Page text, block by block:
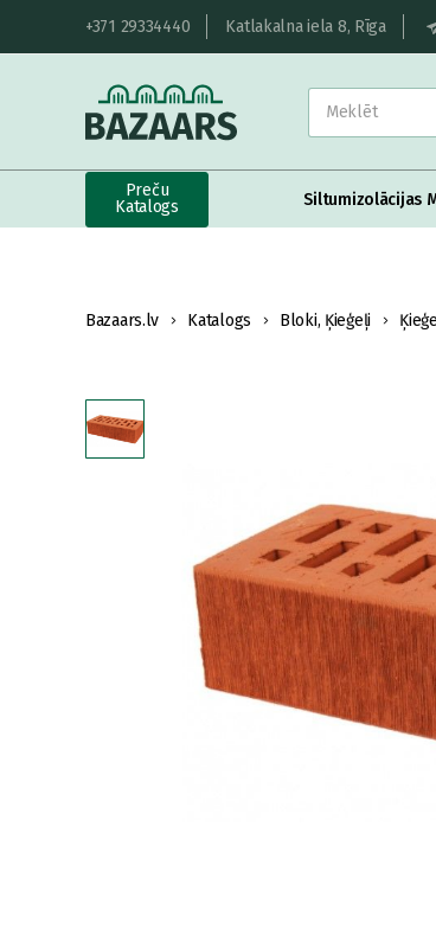
+371 29334440 Katlakalna iela 8, Rīga
Preču
Katalogs
Siltumizolācijas
Bazaars.lv Katalogs Bloki, Ķieģeļi